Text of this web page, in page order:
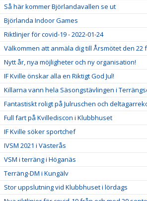
Så här kommer Björlandavallen se ut
Björlanda Indoor Games
Riktlinjer för covid-19 - 2022-01-24
Välkommen att anmäla dig till Årsmötet den 22
Nytt år, nya möjligheter och ny organisation!
IF Kville önskar alla en Riktigt God Jul!
Killarna vann hela Säsongstävlingen i
Fantastiskt roligt på Julruschen och
Full fart på Kvillediscon i Klubbhuset
IF Kville söker sportchef
IVSM 2021 i Västerås
VSM i terräng i Höganäs
Terräng-DM i Kungälv
Stor uppslutning vid Klubbhuset i lördags